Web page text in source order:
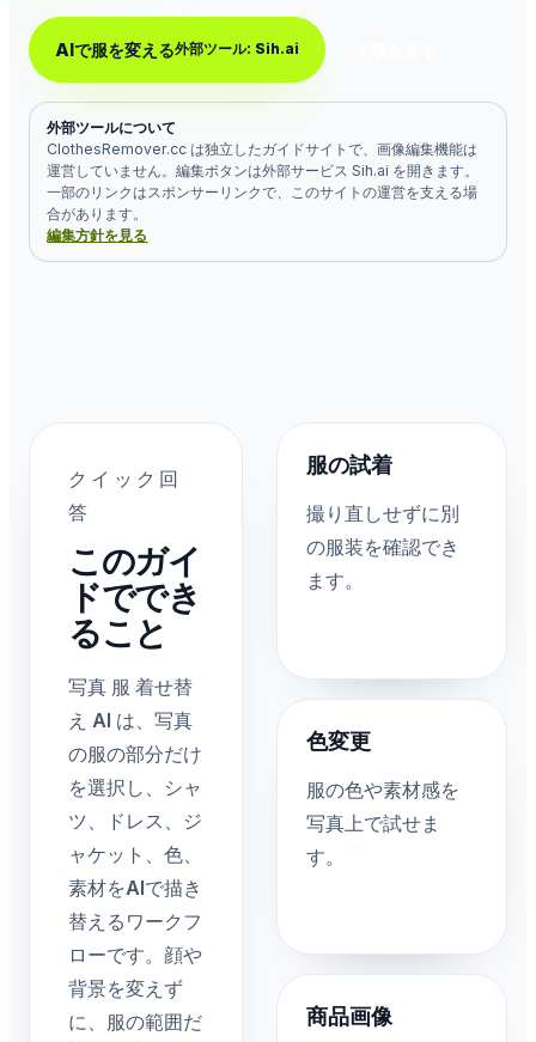
AIで服を変える外部ツール: Sih.ai
外部ツールについて
ClothesRemover.cc は独立したガイドサイトで、画像編集機能は
運営していません。編集ボタンは外部サービス Sih.ai を開きます。
一部のリンクはスポンサーリンクで、このサイトの運営を支える場
合があります。
編集方針を見る
クイック回
答
このガイ
ドででき
ること
写真 服 着せ替
え AI は、写真
の服の部分だけ
を選択し、シャ
ツ、ドレス、ジ
ャケット、色、
素材をAIで描き
替えるワークフ
ローです。顔や
背景を変えず
に、服の範囲だ
服の試着
撮り直しせずに別
の服装を確認でき
ます。
色変更
服の色や素材感を
写真上で試せま
す。
商品画像